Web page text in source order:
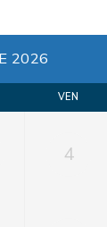
2026
VEN
4